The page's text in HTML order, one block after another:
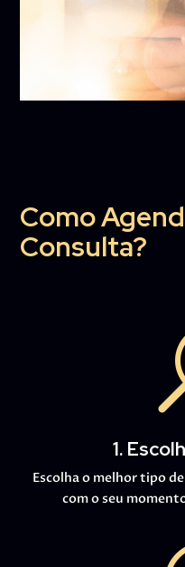
Como
Consulta?
1.
Escolha o melhor tipo
com o seu